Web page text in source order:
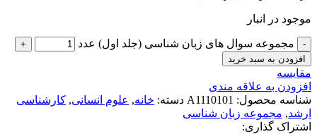
موجود در انبار
مجموعه سوال های زبان شناسی (جلد اول) عدد
افزودن به سبد خرید
مقايسه
افزودن به علاقه مندی
شناسه محصول: A1110101 دسته: خانه, علوم انسانی, کارشناسی
ارشد, مجموعه زبان شناسی
اشتراک گذاری: